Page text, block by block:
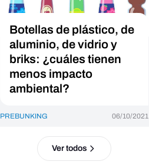
Botellas de plástico, de
aluminio, de vidrio y
briks: ¿cuáles tienen
menos impacto
ambiental?
PREBUNKING 06/10/2021
Ver todos